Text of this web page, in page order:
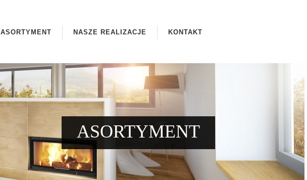
ASORTYMENT NASZE REALIZACJE KONTAKT
ASORTYMENT